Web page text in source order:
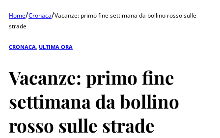
Home/Cronaca/Vacanze: primo fine settimana da bollino rosso sulle
strade
CRONACA ULTIMA ORA
Vacanze: primo fine
settimana da bollino
rosso sulle strade